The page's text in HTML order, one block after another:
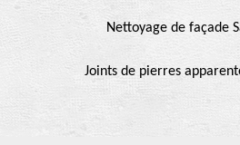
Nettoyage de façade
Joints de pierres